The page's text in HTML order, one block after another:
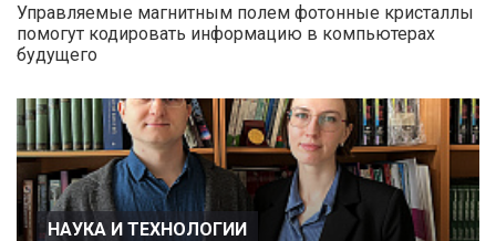
Управляемые магнитным полем фотонные кристаллы
помогут кодировать информацию в компьютерах
будущего
НАУКА И ТЕХНОЛОГИИ